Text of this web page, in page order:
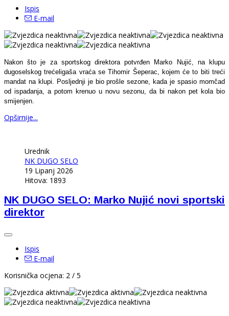
Ispis
E-mail
Nakon što je za sportskog direktora potvrđen Marko Nujić, na klupu
dugoselskog trećeligaša vraća se Tihomir Šeperac, kojem će to biti treći
mandat na klupi. Posljednji je bio prošle sezone, kada je spasio momčad
od ispadanja, a potom krenuo u novu sezonu, da bi nakon pet kola bio
smijenjen.
Opširnije...
Urednik
NK DUGO SELO
19 Lipanj 2026
Hitova: 1893
NK DUGO SELO: Marko Nujić novi sportski
direktor
Ispis
E-mail
Korisnička ocjena: 2 / 5